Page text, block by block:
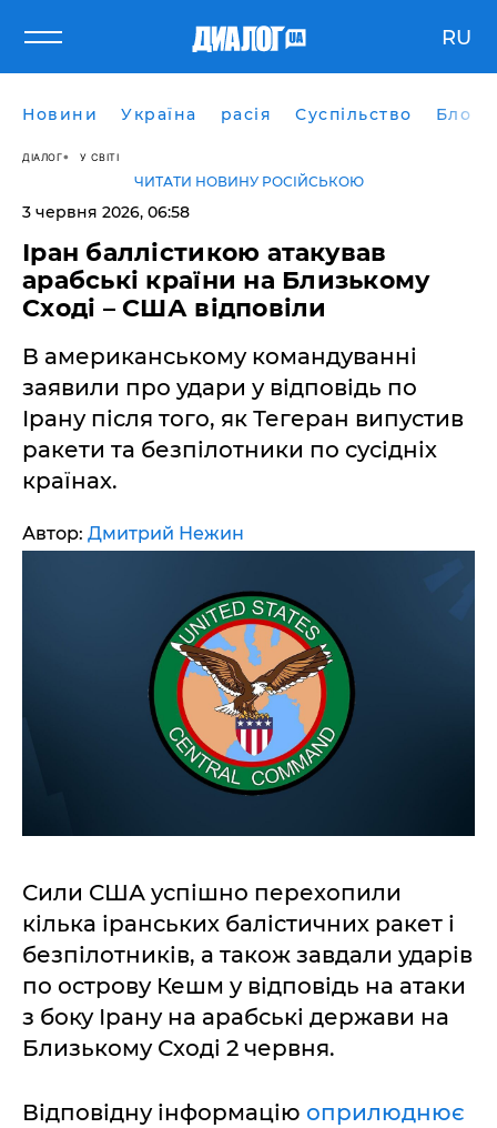
RU
Новини Україна расія Суспільство Блоги
ДІАЛОГ У СВІТІ
ЧИТАТИ НОВИНУ РОСІЙСЬКОЮ
3 червня 2026, 06:58
Іран баллістикою атакував
арабські країни на Близькому
Сході – США відповіли
В американському командуванні
заявили про удари у відповідь по
Ірану після того, як Тегеран випустив
ракети та безпілотники по сусідніх
країнах.
Автор: Дмитрий Нежин
Сили США успішно перехопили
кілька іранських балістичних ракет і
безпілотників, а також завдали ударів
по острову Кешм у відповідь на атаки
з боку Ірану на арабські держави на
Близькому Сході 2 червня.
Відповідну інформацію оприлюднює